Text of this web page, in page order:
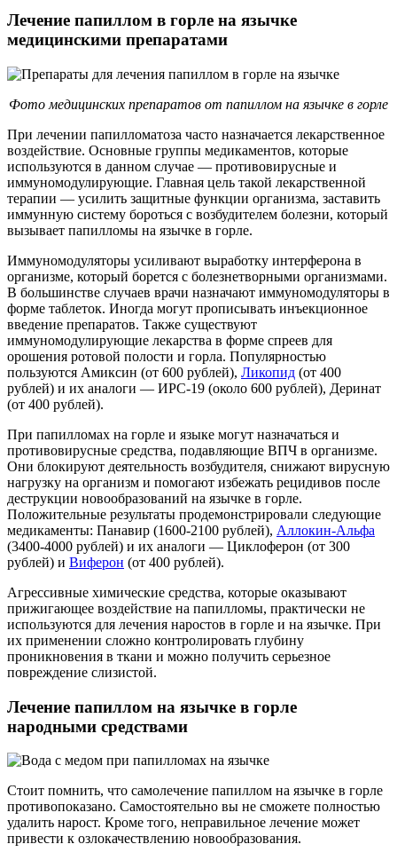
Лечение папиллом в горле на язычке
медицинскими препаратами
Фото медицинских препаратов от папиллом на язычке в горле
При лечении папилломатоза часто назначается лекарственное
воздействие. Основные группы медикаментов, которые
используются в данном случае — противовирусные и
иммуномодулирующие. Главная цель такой лекарственной
терапии — усилить защитные функции организма, заставить
иммунную систему бороться с возбудителем болезни, который
вызывает папилломы на язычке в горле.
Иммуномодуляторы усиливают выработку интерферона в
организме, который борется с болезнетворными организмами.
В большинстве случаев врачи назначают иммуномодуляторы в
форме таблеток. Иногда могут прописывать инъекционное
введение препаратов. Также существуют
иммуномодулирующие лекарства в форме спреев для
орошения ротовой полости и горла. Популярностью
пользуются Амиксин (от 600 рублей), Ликопид (от 400
рублей) и их аналоги — ИРС-19 (около 600 рублей), Деринат
(от 400 рублей).
При папилломах на горле и языке могут назначаться и
противовирусные средства, подавляющие ВПЧ в организме.
Они блокируют деятельность возбудителя, снижают вирусную
нагрузку на организм и помогают избежать рецидивов после
деструкции новообразований на язычке в горле.
Положительные результаты продемонстрировали следующие
медикаменты: Панавир (1600-2100 рублей), Аллокин-Альфа
(3400-4000 рублей) и их аналоги — Циклоферон (от 300
рублей) и Виферон (от 400 рублей).
Агрессивные химические средства, которые оказывают
прижигающее воздействие на папилломы, практически не
используются для лечения наростов в горле и на язычке. При
их применении сложно контролировать глубину
проникновения в ткани и можно получить серьезное
повреждение слизистой.
Лечение папиллом на язычке в горле
народными средствами
Стоит помнить, что самолечение папиллом на язычке в горле
противопоказано. Самостоятельно вы не сможете полностью
удалить нарост. Кроме того, неправильное лечение может
привести к озлокачествлению новообразования.